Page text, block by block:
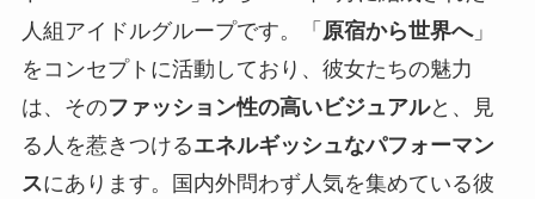
人組アイドルグループです。「 原宿から世界へ」
をコンセプトに活動しており、彼女たちの魅力
は、そのファッション性の高いビジュアルと、見
る人を惹きつけるエネルギッシュなパフォーマン
スにあります。国内外問わず人気を集めている彼